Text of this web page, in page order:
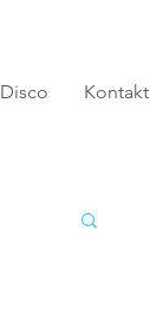
Disco Kontakt